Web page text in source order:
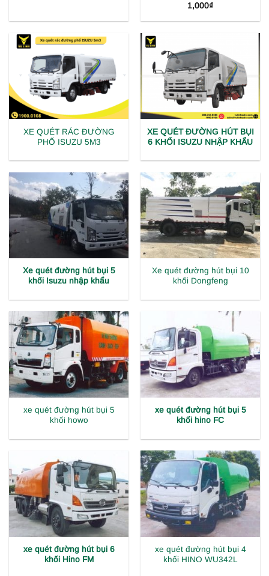
1,000₫
XE QUÉT RÁC ĐƯỜNG
PHỐ ISUZU 5M3
XE QUÉT ĐƯỜNG HÚT BỤI
6 KHỐI ISUZU NHẬP KHẨU
Xe quét đường hút bụi 5
khối Isuzu nhập khẩu
Xe quét đường hút bụi 10
khối Dongfeng
xe quét đường hút bụi 5
khối howo
xe quét đường hút bụi 5
khối hino FC
xe quét đường hút bụi 6
khối Hino FM
xe quét đường hút bụi 4
khối HINO WU342L